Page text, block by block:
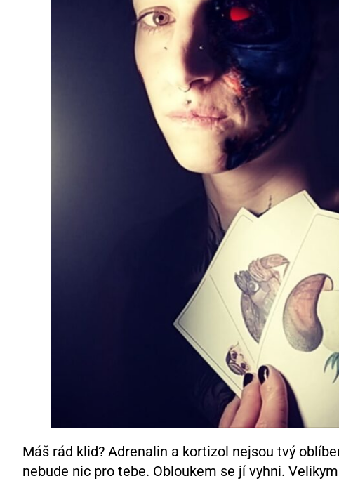
Máš rád klid? Adrenalin a kortizol nejsou tvý
nebude nic pro tebe. Obloukem se jí vyhni.